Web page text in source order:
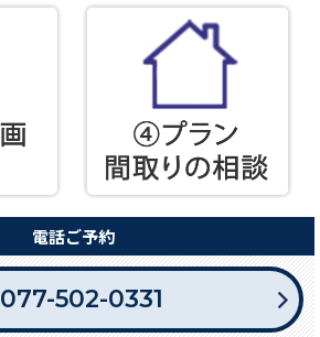
電話ご予約
077-502-0331